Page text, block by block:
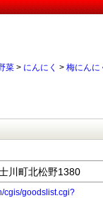
菜 > にんにく > 梅にんに
川町北松野1380
cgis/goodslist.cgi?